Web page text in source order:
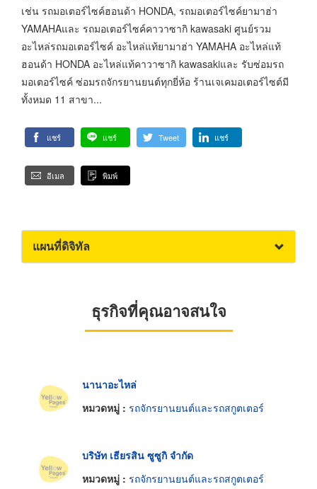
เช่น รถมอเตอร์ไซค์ฮอนด้า HONDA, รถมอเตอร์ไซค์ยามาฮ่า
YAMAHAและ รถมอเตอร์ไซค์คาวาซากิ kawasaki ศูนย์รวม
อะไหล่รถมอเตอร์ไซค์ อะไหล่แท้ยามาฮ่า YAMAHA อะไหล่แท้
ฮอนด้า HONDA อะไหล่แท้คาวาซากิ kawasakiและ รับซ่อมรถ
มอเตอร์ไซค์ ซ่อมรถจักรยานยนต์ทุกยี่ห้อ ร้านเจเคมอเตอร์ไซต์มี
ทั้งหมด 11 สาขา...
แชร์ แชร์ Tweet แชร์
อีเมล พิมพ์
แผนที่ดิจิทัล
ธุรกิจที่คุณอาจสนใจ
นานาอะไหล่
หมวดหมู่ : รถจักรยานยนต์และรถสกูตเตอร์
บริษัท เธียรสิน ซูซูกิ จำกัด
หมวดหมู่ : รถจักรยานยนต์และรถสกูตเตอร์